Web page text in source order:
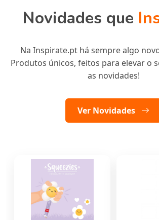
Novidades que
Na Inspirate.pt há sempre algo
Produtos únicos, feitos para elevar o
as novidades!
Ver Novidades
Produtos em
Os nossos produtos mais incríveis
Escolhidos a dedo para inspirar o seu
sua experiência. Descubra os
Ver em destaque